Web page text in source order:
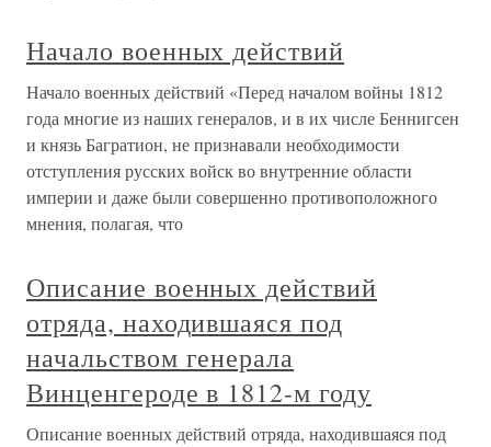
Начало военных действий
Начало военных действий «Перед началом войны 1812
года многие из наших генералов, и в их числе Беннигсен
и князь Багратион, не признавали необходимости
отступления русских войск во внутренние области
империи и даже были совершенно противоположного
мнения, полагая, что
Описание военных действий
отряда, находившаяся под
начальством генерала
Винценгероде в 1812-м году
Описание военных действий отряда, находившаяся под